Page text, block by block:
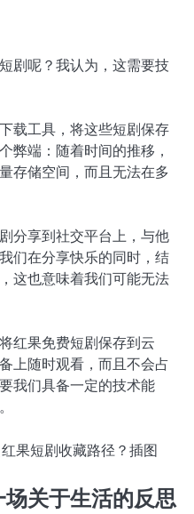
剧呢？我认为，这需要技
载工具，将这些短剧保存
弊端：随着时间的推移，
存储空间，而且无法在多
分享到社交平台上，与他
们在分享快乐的同时，结
这也意味着我们可能无法
红果免费短剧保存到云
上随时观看，而且不会占
我们具备一定的技术能
关于生活的反思